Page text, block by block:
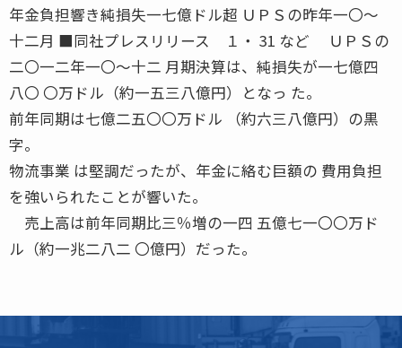
年金負担響き純損失一七億ドル超 ＵＰＳの昨年一〇〜
十二月 ■同社プレスリリース １・ 31 など ＵＰＳの
二〇一二年一〇〜十二 月期決算は、純損失が一七億四
八〇 〇万ドル（約一五三八億円）となっ た。
前年同期は七億二五〇〇万ドル （約六三八億円）の黒
字。
物流事業 は堅調だったが、年金に絡む巨額の 費用負担
を強いられたことが響いた。
売上高は前年同期比三％増の一四 五億七一〇〇万ド
ル（約一兆二八二 〇億円）だった。